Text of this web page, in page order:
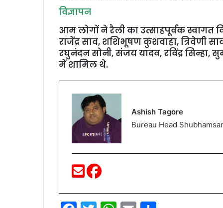
विज्ञापन
आम लोगों ने रैली का उत्साहपूर्वक स्वागत
राजेंद्र साव, शशिभूषण कुशवाहा, त्रिवेणी
रघुनंदन सोनी, संजय यादव, रविंद्र सिन्हा,
में शामिल थे.
Ashish Tagore
Bureau Head